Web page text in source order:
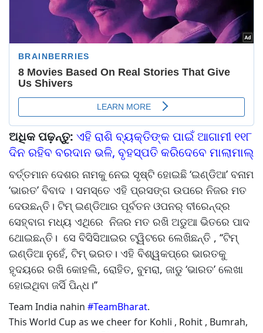
ଅଧିକ ପଢ଼ନ୍ତୁ: ଏହି ରାଶି ବ୍ୟକ୍ତିଙ୍କ ପାଇଁ ଆଗାମୀ ୧୧୮
ଦିନ ରହିବ ବରଦାନ ଭଳି, ବୃହସ୍ପତି କରିଦେବେ ମାଲାମାଲ୍
ବର୍ତ୍ତମାନ ଦେଶର ନାମକୁ ନେଇ ସୃଷ୍ଟି ହୋଇଛି ‘ଇଣ୍ଡିଆ’ ବନାମ
‘ଭାରତ’ ବିବାଦ । ସମସ୍ତେ ଏହି ପ୍ରସଙ୍ଗ ଉପରେ ନିଜର ମତ
ଦେଉଛନ୍ତି। ଟିମ୍ ଇଣ୍ଡିଆର ପୂର୍ବତନ ଓପନର୍ ବୀରେନ୍ଦ୍ର
ସେହ୍ବାଗ ମଧ୍ୟ ଏଥିରେ ନିଜର ମତ ରଖି ଅଡୁଆ ଭିତରେ ପାଦ
ଥୋଇଛନ୍ତି। ସେ ବିସିସିଆଇର ଟ୍ୱିଟରେ ଲେଖିଛନ୍ତି , ‘‘ଟିମ୍
ଇଣ୍ଡିଆ ନୁହେଁ, ଟିମ୍ ଭରତ। ଏହି ବିଶ୍ୱକପ୍‌ରେ ଭାରତକୁ
ହୃଦୟ‌ରେ ରଖି କୋହଲି, ରୋହିତ, ବୁମରା, ଜାଡୁ ‘ଭାରତ’ ଲେଖା
ହୋଇଥିବା ଜର୍ସି ପିନ୍ଧ।’’
Team India nahin #TeamBharat.
This World Cup as we cheer for Kohli , Rohit , Bumrah,